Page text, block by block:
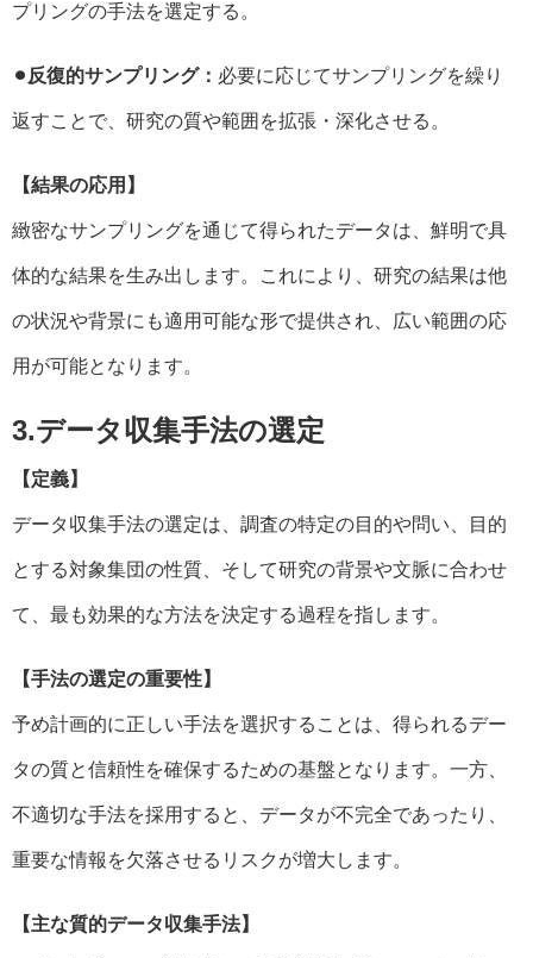
プリングの手法を選定する。
⚫︎反復的サンプリング： 必要に応じてサンプリングを繰り
返すことで、研究の質や範囲を拡張・深化させる。
【結果の応用】
緻密なサンプリングを通じて得られたデータは、鮮明で具
体的な結果を生み出します。これにより、研究の結果は他
の状況や背景にも適用可能な形で提供され、広い範囲の応
用が可能となります。
3.データ収集手法の選定
【定義】
データ収集手法の選定は、調査の特定の目的や問い、目的
とする対象集団の性質、そして研究の背景や文脈に合わせ
て、最も効果的な方法を決定する過程を指します。
【手法の選定の重要性】
予め計画的に正しい手法を選択することは、得られるデー
タの質と信頼性を確保するための基盤となります。一方、
不適切な手法を採用すると、データが不完全であったり、
重要な情報を欠落させるリスクが増大します。
【主な質的データ収集手法】